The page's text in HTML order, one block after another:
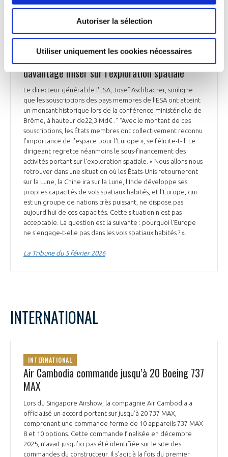
Autoriser la sélection
Utiliser uniquement les cookies nécessaires
ESPACE
Selon Josef Aschbacher (ESA), l’Europe devrait
davantage miser sur l’exploration spatiale
Le directeur général de l'ESA, Josef Aschbacher, souligne
que les souscriptions des pays membres de l'ESA ont atteint
un montant historique lors de la conférence ministérielle de
Brême, à hauteur de22,3 Md€ .” “Avec le montant de ces
souscriptions, les États membres ont collectivement reconnu
l'importance de l'espace pour l'Europe », se félicite-t-il. Le
dirigeant regrette néanmoins le sous-financement des
activités portant sur l'exploration spatiale. « Nous allons nous
retrouver dans une situation où les États-Unis retourneront
sur la Lune, la Chine ira sur la Lune, l'Inde développe ses
propres capacités de vols spatiaux habités, et l'Europe, qui
est un groupe de nations très puissant, ne dispose pas
aujourd'hui de ces capacités. Cette situation n'est pas
acceptable. La question est la suivante : pourquoi l'Europe
ne s'engage-t-elle pas dans les vols spatiaux habités ? ».
La Tribune du 5 février 2026
INTERNATIONAL
INTERNATIONAL
Air Cambodia commande jusqu’à 20 Boeing 737
MAX
Lors du Singapore Airshow, la compagnie Air Cambodia a
officialisé un accord portant sur jusqu’à 20 737 MAX,
comprenant une commande ferme de 10 appareils 737 MAX
8 et 10 options. Cette commande finalisée en décembre
2025, n’avait jusqu’ici pas été identifiée sur le site des
commandes du constructeur. Il s’agit à la fois du premier